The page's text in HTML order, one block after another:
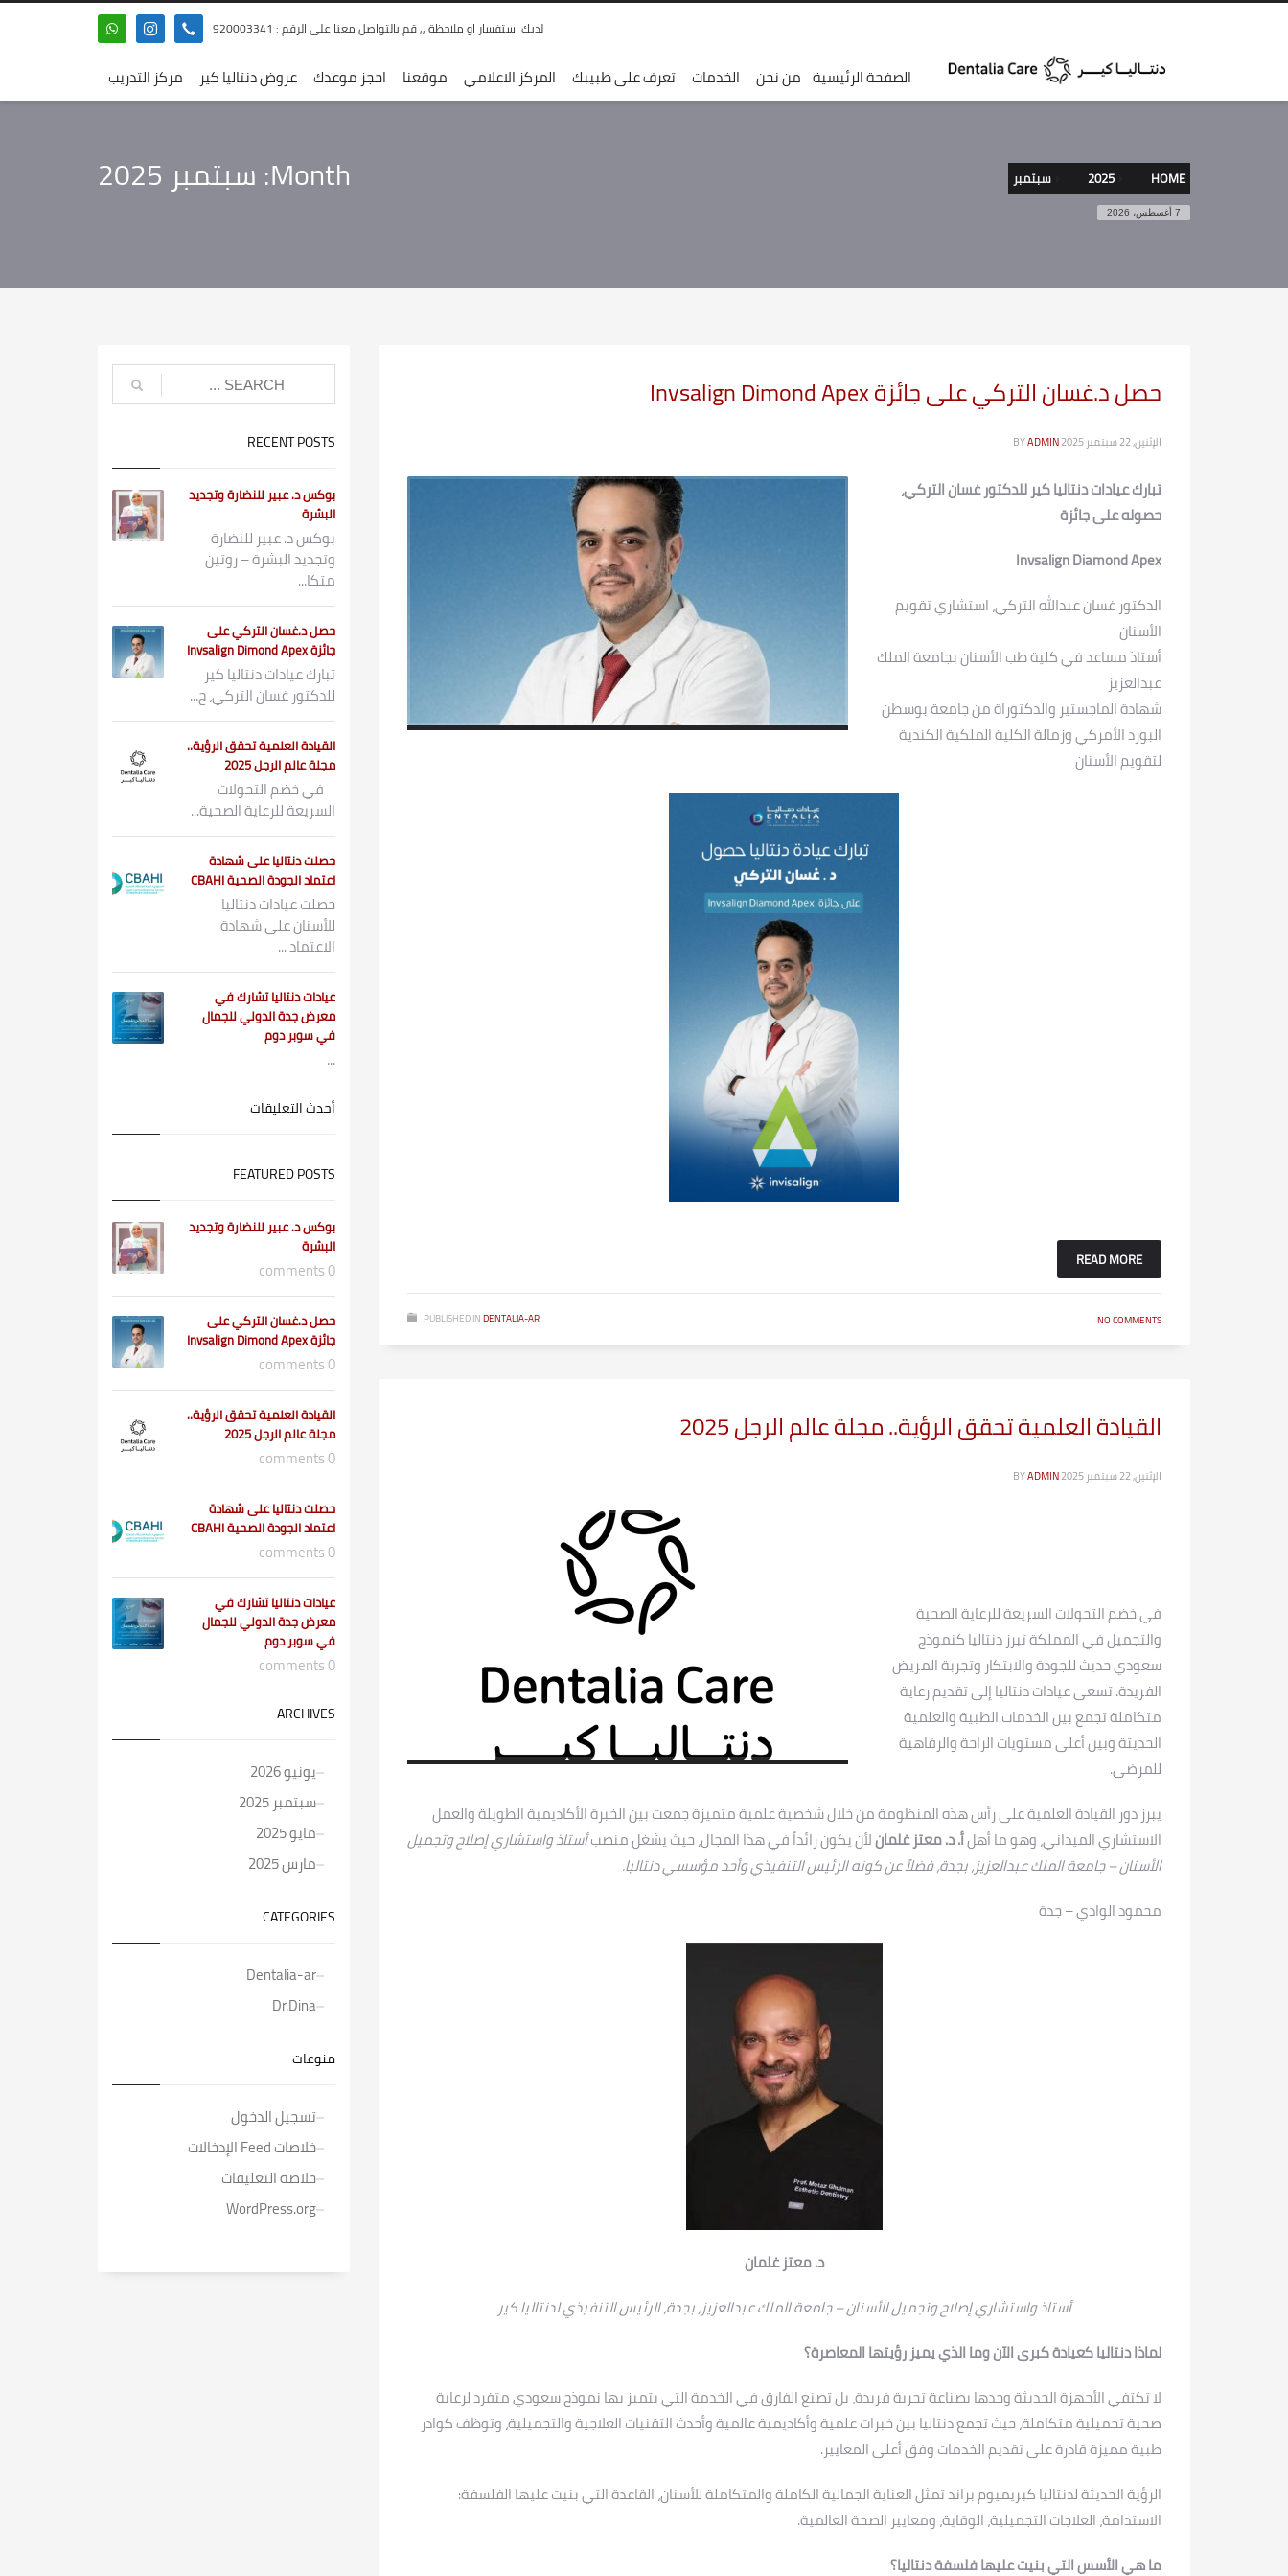
لديك استفسار او ملاحظة ,, قم بالتواصل معنا على الرقم : 920003341
الصفحة الرئيسية من نحن الخدمات تعرف على طبيبك المركز الاعلامي موقعنا احجز موعدك عروض دنتاليا كير مركز التدريب
HOME
2025 سبتمبر
7 أغسطس، 2026
Month: سبتمبر 2025
حصل د.غسان التركي على جائزة Invsalign Dimond Apex
الإثنين, 22 سبتمبر 2025 BYADMIN
تبارك عيادات دنتاليا كير للدكتور غسان التركي،
حصوله على جائزة
Invsalign Diamond Apex
الدكتور غسان عبدالله التركي، استشاري تقويم
الأسنان
أستاذ مساعد في كلية طب الأسنان بجامعة الملك
عبدالعزيز
شهادة الماجستير والدكتوراة من جامعة بوسطن
البورد الأمركي وزمالة الكلية الملكية الكندية
لتقويم الأسنان
READ MORE
PUBLISHED INDENTALIA-AR NO COMMENTS
القيادة العلمية تحقق الرؤية.. مجلة عالم الرجل 2025
الإثنين, 22 سبتمبر 2025 BYADMIN
في خضم التحولات السريعة للرعاية الصحية
والتجميل في المملكة تبرز دنتاليا كنموذج
سعودي حديث للجودة والابتكار وتجربة المريض
الفريدة. تسعى عيادات دنتاليا إلى تقديم رعاية
متكاملة تجمع بين الخدمات الطبية والعلمية
الحديثة وبين أعلى مستويات الراحة والرفاهية
للمرضى.
يبرز دور القيادة العلمية على رأس هذه المنظومة من خلال شخصية علمية متميزة جمعت بين الخبرة الأكاديمية الطويلة والعمل
الاستشاري الميداني، وهو ما أهلأ. د. معتز غلمانلأن يكون رائداً في هذا المجال، حيث يشغل منصبأستاذ واستشاري إصلاح وتجميل
الأسنان – جامعة الملك عبدالعزيز، بجدة، فضلاً عن كونه الرئيس التنفيذي وأحد مؤسسي دنتاليا.
محمود الوادي – جدة
د. معتز غلمان
أستاذ واستشاري إصلاح وتجميل الأسنان – جامعة الملك عبدالعزيز، بجدة، الرئيس التنفيذي لدنتاليا كير
لماذا دنتاليا كعيادة كبرى الآن وما الذي يميز رؤيتها المعاصرة؟
لا تكتفي الأجهزة الحديثة وحدها بصناعة تجربة فريدة، بل تصنع الفارق في الخدمة التي يتميز بها نموذج سعودي متفرد لرعاية
صحية تجميلية متكاملة، حيث تجمع دنتاليا بين خبرات علمية وأكاديمية عالمية وأحدث التقنيات العلاجية والتجميلية، وتوظف كوادر
طبية مميزة قادرة على تقديم الخدمات وفق أعلى المعايير.
الرؤية الحديثة لدنتاليا كبريميوم براند تمثل العناية الجمالية الكاملة والمتكاملة للأسنان، القاعدة التي بنيت عليها الفلسفة:
الاستدامة، العلاجات التجميلية، الوقاية، ومعايير الصحة العالمية.
ما هي الأسس التي بنيت عليها فلسفة دنتاليا؟
RECENT POSTS
بوكس د. عبير للنضارة وتجديد
البشرة
بوكس د. عبير للنضارة
وتجديد البشرة – روتين
متكا...
حصل د.غسان التركي على
جائزة Invsalign Dimond Apex
تبارك عيادات دنتاليا كير
للدكتور غسان التركي، ح...
القيادة العلمية تحقق الرؤية..
مجلة عالم الرجل 2025
في خضم التحولات
السريعة للرعاية الصحية...
حصلت دنتاليا على شهادة
اعتماد الجودة الصحية CBAHI
حصلت عيادات دنتاليا
للأسنان على شهادة
الاعتماد ...
عيادات دنتاليا تشارك في
معرض جدة الدولي للجمال
في سوبر دوم
...
أحدث التعليقات
FEATURED POSTS
بوكس د. عبير للنضارة وتجديد
البشرة
0 comments
حصل د.غسان التركي على
جائزة Invsalign Dimond Apex
0 comments
القيادة العلمية تحقق الرؤية..
مجلة عالم الرجل 2025
0 comments
حصلت دنتاليا على شهادة
اعتماد الجودة الصحية CBAHI
0 comments
عيادات دنتاليا تشارك في
معرض جدة الدولي للجمال
في سوبر دوم
0 comments
ARCHIVES
يونيو 2026
سبتمبر 2025
مايو 2025
مارس 2025
CATEGORIES
Dentalia-ar
Dr.Dina
منوعات
تسجيل الدخول
خلاصات Feed الإدخالات
خلاصة التعليقات
WordPress.org